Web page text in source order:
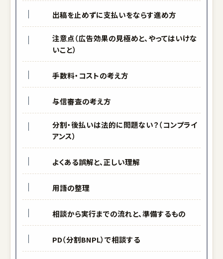
出稿を止めずに支払いをならす進め方
注意点（広告効果の見極めと、やってはいけな
いこと）
手数料・コストの考え方
与信審査の考え方
分割・後払いは法的に問題ない？（コンプライ
アンス）
よくある誤解と、正しい理解
用語の整理
相談から実行までの流れと、準備するもの
PD（分割BNPL）で相談する